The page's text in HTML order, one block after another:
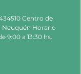
Centro de
Neuquén Horario
9:00 a 13:30 hs.